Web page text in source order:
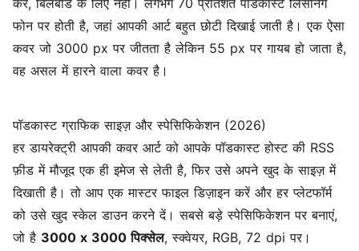
करें, बिलबोर्ड के लिए नहीं। लगभग 70 प्रतिशत पॉडकास्ट लिसनिंग
फोन पर होती है, जहां आपकी आर्ट बहुत छोटी दिखाई जाती है। एक ऐसा
कवर जो 3000 px पर जीतता है लेकिन 55 px पर गायब हो जाता है,
वह असल में हारने वाला कवर है।
पॉडकास्ट ग्राफिक साइज़ और स्पेसिफिकेशन (2026)
हर डायरेक्ट्री आपकी कवर आर्ट को आपके पॉडकास्ट होस्ट की RSS
फ़ीड में मौजूद एक ही इमेज से लेती है, फिर उसे अपने खुद के साइज़ में
दिखाती है। तो आप एक मास्टर फाइल डिज़ाइन करें और हर प्लेटफॉर्म
को उसे खुद स्केल डाउन करने दें। सबसे बड़े स्पेसिफिकेशन पर बनाएं,
जो है 3000 x 3000 पिक्सेल, स्क्वेयर, RGB, 72 dpi पर।